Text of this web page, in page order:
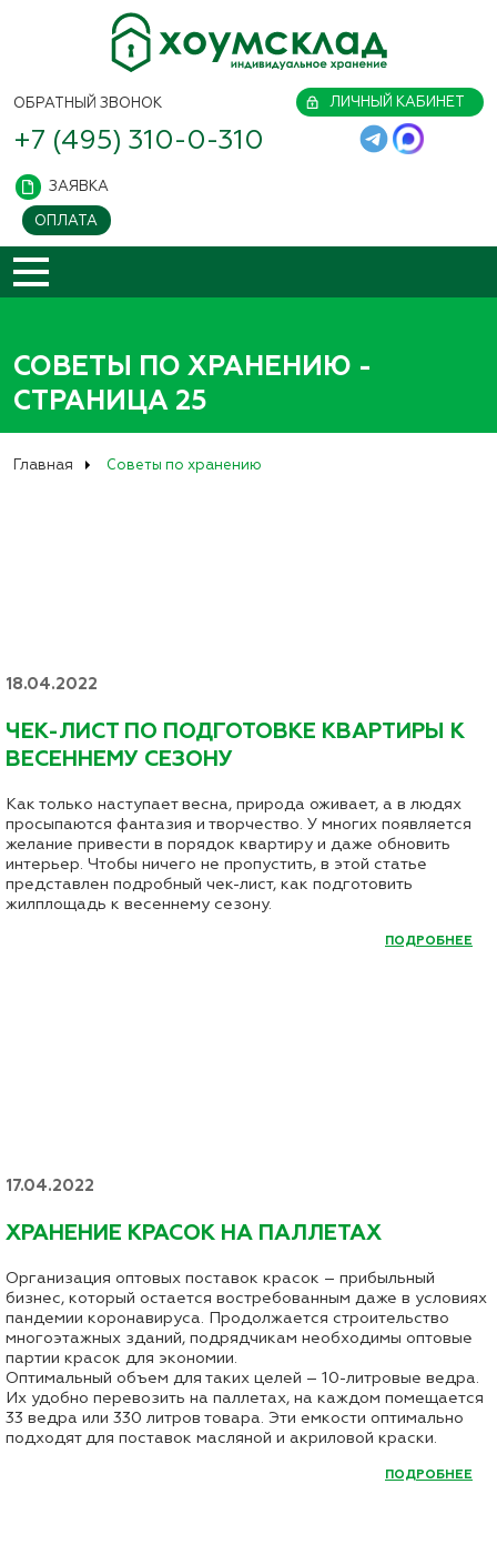
ОБРАТНЫЙ ЗВОНОК
+7 (495) 310-0-310
ЛИЧНЫЙ КАБИНЕТ
ЗАЯВКА
ОПЛАТА
СОВЕТЫ ПО ХРАНЕНИЮ -
СТРАНИЦА 25
Главная Советы по хранению
18.04.2022
ЧЕК-ЛИСТ ПО ПОДГОТОВКЕ КВАРТИРЫ К
ВЕСЕННЕМУ СЕЗОНУ
Как только наступает весна, природа оживает, а в людях
просыпаются фантазия и творчество. У многих появляется
желание привести в порядок квартиру и даже обновить
интерьер. Чтобы ничего не пропустить, в этой статье
представлен подробный чек-лист, как подготовить
жилплощадь к весеннему сезону.
ПОДРОБНЕЕ
17.04.2022
ХРАНЕНИЕ КРАСОК НА ПАЛЛЕТАХ
Организация оптовых поставок красок – прибыльный
бизнес, который остается востребованным даже в условиях
пандемии коронавируса. Продолжается строительство
многоэтажных зданий, подрядчикам необходимы оптовые
партии красок для экономии.
Оптимальный объем для таких целей – 10-литровые ведра.
Их удобно перевозить на паллетах, на каждом помещается
33 ведра или 330 литров товара. Эти емкости оптимально
подходят для поставок масляной и акриловой краски.
ПОДРОБНЕЕ